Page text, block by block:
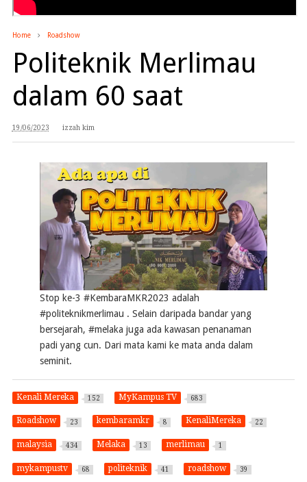
Home Roadshow
Politeknik Merlimau
dalam 60 saat
19/06/2023 izzah kim
Stop ke-3 #KembaraMKR2023 adalah
#politeknikmerlimau . Selain daripada bandar yang
bersejarah, #melaka juga ada kawasan penanaman
padi yang cun. Dari mata kami ke mata anda dalam
seminit.
Kenali Mereka 152 MyKampus TV 683
Roadshow 23 kembaramkr 8 KenaliMereka 22
malaysia 434 Melaka 13 merlimau 1
mykampustv 68 politeknik 41 roadshow 39